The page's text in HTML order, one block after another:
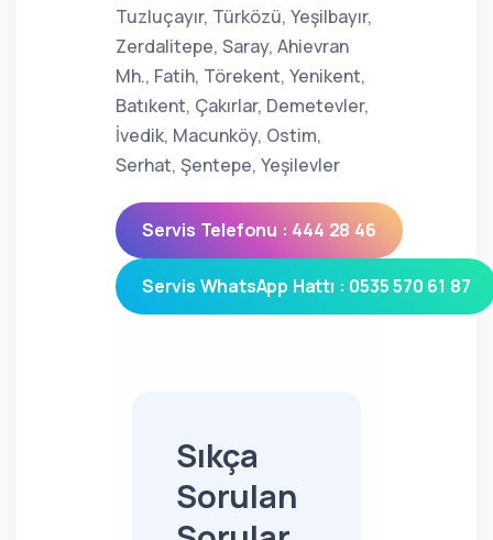
Tuzluçayır, Türközü, Yeşilbayır,
Zerdalitepe, Saray, Ahievran
Mh., Fatih, Törekent, Yenikent,
Batıkent, Çakırlar, Demetevler,
İvedik, Macunköy, Ostim,
Serhat, Şentepe, Yeşilevler
Servis Telefonu : 444 28 46
Servis WhatsApp Hattı : 0535 570 61 87
Sıkça
Sorulan